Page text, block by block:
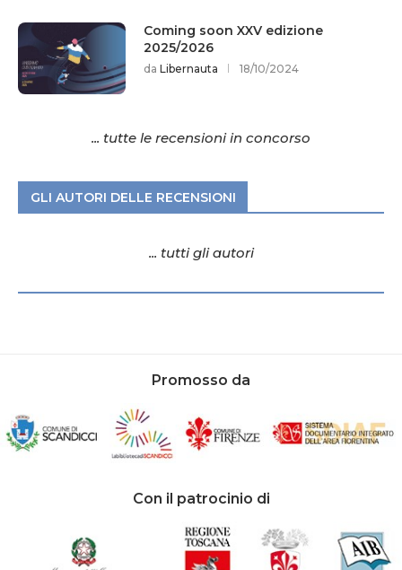
Coming soon XXV edizione
2025/2026
da Libernauta 18/10/2024
... tutte le recensioni in concorso
GLI AUTORI DELLE RECENSIONI
... tutti gli autori
Promosso da
Con il patrocinio di